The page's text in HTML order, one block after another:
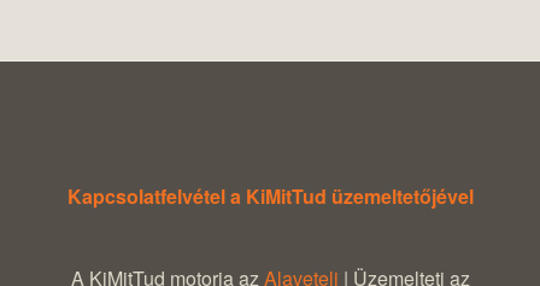
Kapcsolatfelvétel a KiMitTud üzemeltetőjével
A KiMitTud motorja azAlaveteli | Üzemelteti az